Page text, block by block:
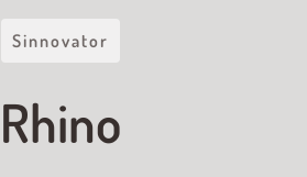
Sinnovator
Rhino